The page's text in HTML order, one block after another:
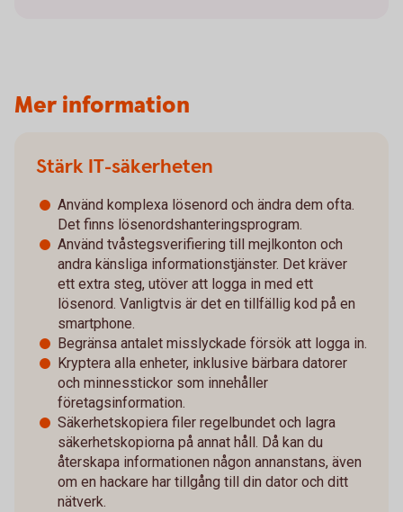
Mer information
Stärk IT-säkerheten
Använd komplexa lösenord och ändra dem ofta.
Det finns lösenordshanteringsprogram.
Använd tvåstegsverifiering till mejlkonton och
andra känsliga informationstjänster. Det kräver
ett extra steg, utöver att logga in med ett
lösenord. Vanligtvis är det en tillfällig kod på en
smartphone.
Begränsa antalet misslyckade försök att logga in.
Kryptera alla enheter, inklusive bärbara datorer
och minnesstickor som innehåller
företagsinformation.
Säkerhetskopiera filer regelbundet och lagra
säkerhetskopiorna på annat håll. Då kan du
återskapa informationen någon annanstans, även
om en hackare har tillgång till din dator och ditt
nätverk.